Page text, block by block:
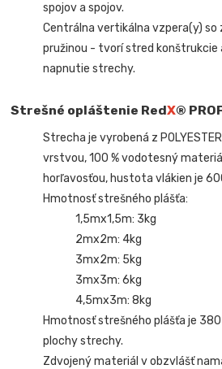
spojov a spojov.
Centrálna vertikálna vzpera(y)
pružinou - tvorí stred konštrukcie
napnutie strechy.
Strešné opláštenie RedX®
Strecha je vyrobená z
vrstvou, 100 % vodotesný
horľavosťou, hustota vlákien je
Hmotnosť strešného plášťa:
1,5mx1,5m: 3kg
2mx2m: 4kg
3mx2m: 5kg
3mx3m: 6kg
4,5mx3m: 8kg
Hmotnosť strešného plášťa je
plochy strechy.
Zdvojený materiál v obzvlášť